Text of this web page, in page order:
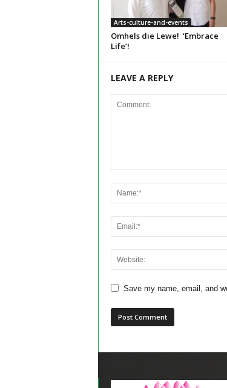
Arts-culture-and-events
Omhels die Lewe! ‘Embrace
Life’!
LEAVE A REPLY
Save my name, email, and